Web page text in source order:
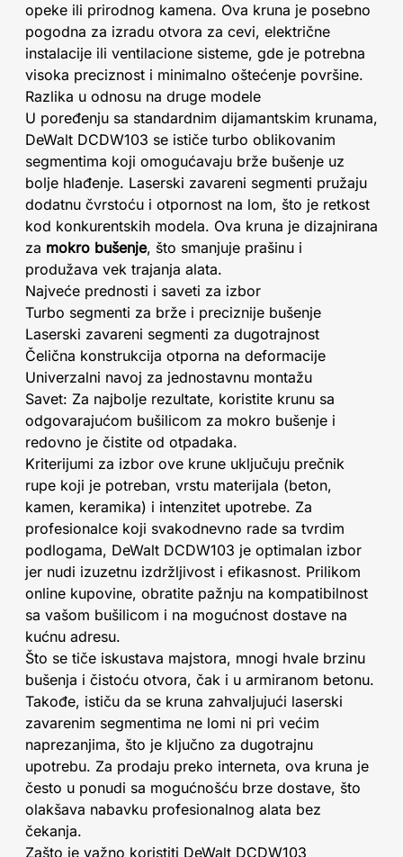
opeke ili prirodnog kamena. Ova kruna je posebno
pogodna za izradu otvora za cevi, električne
instalacije ili ventilacione sisteme, gde je potrebna
visoka preciznost i minimalno oštećenje površine.
Razlika u odnosu na druge modele
U poređenju sa standardnim dijamantskim krunama,
DeWalt DCDW103 se ističe turbo oblikovanim
segmentima koji omogućavaju brže bušenje uz
bolje hlađenje. Laserski zavareni segmenti pružaju
dodatnu čvrstoću i otpornost na lom, što je retkost
kod konkurentskih modela. Ova kruna je dizajnirana
za mokro bušenje, što smanjuje prašinu i
produžava vek trajanja alata.
Najveće prednosti i saveti za izbor
Turbo segmenti za brže i preciznije bušenje
Laserski zavareni segmenti za dugotrajnost
Čelična konstrukcija otporna na deformacije
Univerzalni navoj za jednostavnu montažu
Savet: Za najbolje rezultate, koristite krunu sa
odgovarajućom bušilicom za mokro bušenje i
redovno je čistite od otpadaka.
Kriterijumi za izbor ove krune uključuju prečnik
rupe koji je potreban, vrstu materijala (beton,
kamen, keramika) i intenzitet upotrebe. Za
profesionalce koji svakodnevno rade sa tvrdim
podlogama, DeWalt DCDW103 je optimalan izbor
jer nudi izuzetnu izdržljivost i efikasnost. Prilikom
online kupovine, obratite pažnju na kompatibilnost
sa vašom bušilicom i na mogućnost dostave na
kućnu adresu.
Što se tiče iskustava majstora, mnogi hvale brzinu
bušenja i čistoću otvora, čak i u armiranom betonu.
Takođe, ističu da se kruna zahvaljujući laserski
zavarenim segmentima ne lomi ni pri većim
naprezanjima, što je ključno za dugotrajnu
upotrebu. Za prodaju preko interneta, ova kruna je
često u ponudi sa mogućnošću brze dostave, što
olakšava nabavku profesionalnog alata bez
čekanja.
Zašto je važno koristiti DeWalt DCDW103